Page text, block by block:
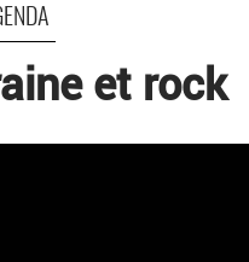
et rock